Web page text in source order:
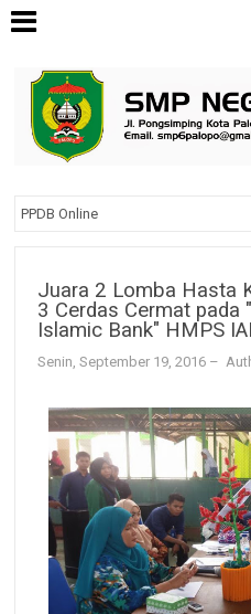
Juara 2 Lomba Hasta
3 Cerdas Cermat pada
Islamic Bank" HMPS
Senin, September 19, 2016 –